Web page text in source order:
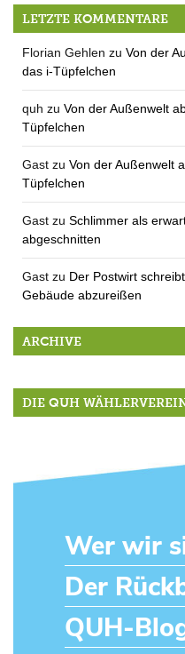
Berg for Future
LETZTE KOMMENTARE
Florian Gehlen zu Von der
das i-Tüpfelchen
quh zu Von der Außenwelt
Tüpfelchen
Gast zu Von der Außenwelt
Tüpfelchen
Gast zu Schlimmer als
abgeschnitten
Gast zu Der Postwirt
Gebäude abzureißen
ARCHIVE
DIE QUH
Wer wir
Der
QUH-